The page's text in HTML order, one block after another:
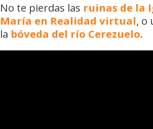
No te pierdas las ruinas de la
María en Realidad virtual, o
la bóveda del río Cerezuelo.